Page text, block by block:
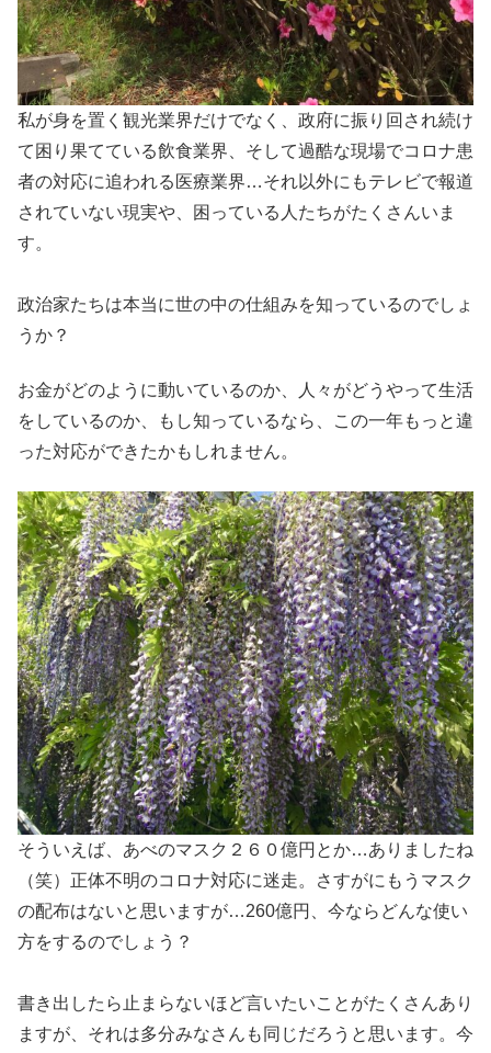
私が身を置く観光業界だけでなく、政府に振り回され続け
て困り果てている飲食業界、そして過酷な現場でコロナ患
者の対応に追われる医療業界…それ以外にもテレビで報道
されていない現実や、困っている人たちがたくさんいま
す。
政治家たちは本当に世の中の仕組みを知っているのでしょ
うか？
お金がどのように動いているのか、人々がどうやって生活
をしているのか、もし知っているなら、この一年もっと違
った対応ができたかもしれません。
そういえば、あべのマスク２６０億円とか…ありましたね
（笑）正体不明のコロナ対応に迷走。さすがにもうマスク
の配布はないと思いますが…260億円、今ならどんな使い
方をするのでしょう？
書き出したら止まらないほど言いたいことがたくさんあり
ますが、それは多分みなさんも同じだろうと思います。今